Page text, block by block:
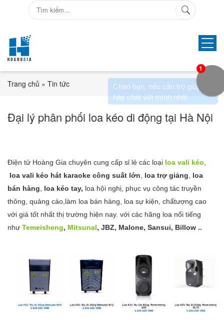
Trang chủ » Tin tức
Đại lý phân phối loa kéo di động tại Hà Nội
Điện tử Hoàng Gia chuyên cung cấp sỉ lẻ các loại loa vali kéo
loa vali kéo hát karaoke công suất lớn
loa trợ giảng
loa
bán hàng
loa kéo tay, loa hội nghị, phục vụ công tác truyền
thông, quảng cáo,làm loa bán hàng, loa sự kiện, chấtượng cao
với giá tốt nhất thị trường hiện nay. với các hãng loa nổi tiếng
như Temeisheng, Mitsunal, JBZ, Malone, Sansui, Billow ..
Chào bạn, nếu cần trợ giúp
hãy chát với mình nhé!
1